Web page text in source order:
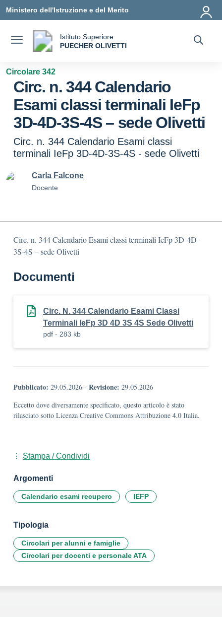
Ministero dell'Istruzione e del Merito
Istituto Superiore
PUECHER OLIVETTI
Circolare 342
Circ. n. 344 Calendario
Esami classi terminali IeFp
3D-4D-3S-4S – sede Olivetti
Circ. n. 344 Calendario Esami classi
terminali IeFp 3D-4D-3S-4S - sede Olivetti
Carla Falcone
Docente
Circ. n. 344 Calendario Esami classi terminali IeFp 3D-4D-
3S-4S – sede Olivetti
Documenti
Circ. N. 344 Calendario Esami Classi
Terminali IeFp 3D 4D 3S 4S Sede Olivetti
pdf - 283 kb
Pubblicato: 29.05.2026 - Revisione: 29.05.2026
Eccetto dove diversamente specificato, questo articolo è stato
rilasciato sotto Licenza Creative Commons Attribuzione 4.0 Italia.
Stampa / Condividi
Argomenti
Calendario esami recupero IEFP
Tipologia
Circolari per alunni e famiglie
Circolari per docenti e personale ATA